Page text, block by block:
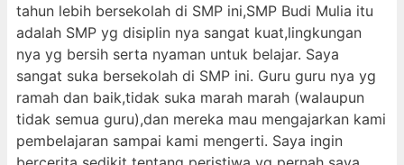
tahun lebih bersekolah di SMP ini,SMP Budi Mulia itu
adalah SMP yg disiplin nya sangat kuat,lingkungan
nya yg bersih serta nyaman untuk belajar. Saya
sangat suka bersekolah di SMP ini. Guru guru nya yg
ramah dan baik,tidak suka marah marah (walaupun
tidak semua guru),dan mereka mau mengajarkan kami
pembelajaran sampai kami mengerti. Saya ingin